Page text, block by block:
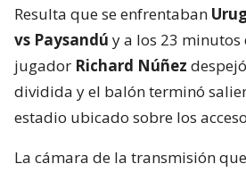
Resulta que se enfrentaban
vs Paysandú y a los 23 minutos
jugador Richard Núñez
dividida y el balón terminó
estadio ubicado sobre los
La cámara de la transmisión